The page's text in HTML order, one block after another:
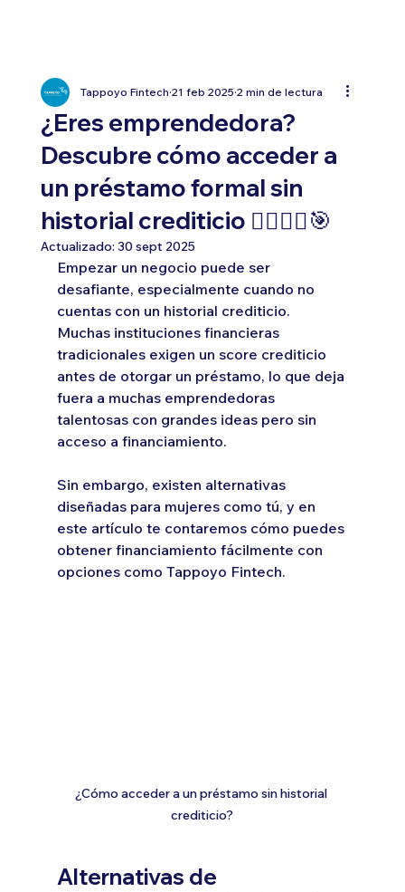
¿Eres emprendedora?
Descubre cómo acceder a
un préstamo formal sin
historial crediticio 🙋🏻‍♀️✅🎯
Tappoyo Fintech 21 feb 2025 2 min de lectura
Actualizado: 30 sept 2025
Empezar un negocio puede ser
desafiante, especialmente cuando no
cuentas con un historial crediticio.
Muchas instituciones financieras
tradicionales exigen un score crediticio
antes de otorgar un préstamo, lo que deja
fuera a muchas emprendedoras
talentosas con grandes ideas pero sin
acceso a financiamiento.
Sin embargo, existen alternativas
diseñadas para mujeres como tú, y en
este artículo te contaremos cómo puedes
obtener financiamiento fácilmente con
opciones como Tappoyo Fintech.
¿Cómo acceder a un préstamo sin historial
crediticio?
Alternativas de